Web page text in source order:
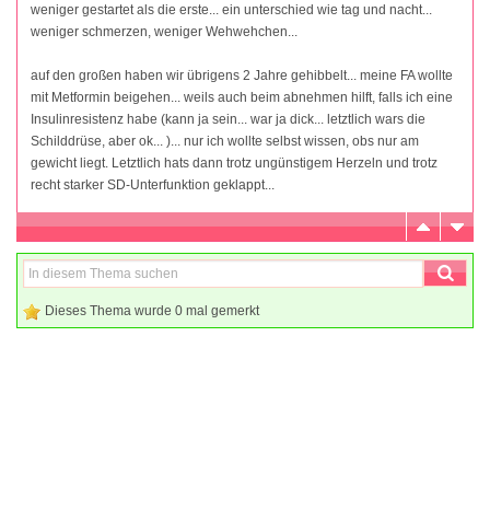
weniger gestartet als die erste... ein unterschied wie tag und nacht...
weniger schmerzen, weniger Wehwehchen...
auf den großen haben wir übrigens 2 Jahre gehibbelt... meine FA wollte
mit Metformin beigehen... weils auch beim abnehmen hilft, falls ich eine
Insulinresistenz habe (kann ja sein... war ja dick... letztlich wars die
Schilddrüse, aber ok... )... nur ich wollte selbst wissen, obs nur am
gewicht liegt. Letztlich hats dann trotz ungünstigem Herzeln und trotz
recht starker SD-Unterfunktion geklappt...
Dieses Thema wurde 0 mal gemerkt